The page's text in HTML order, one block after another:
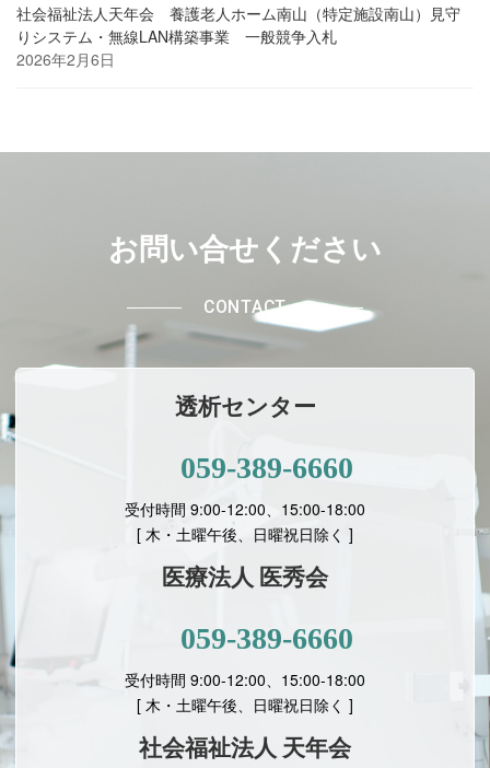
社会福祉法人天年会 養護老人ホーム南山（特定施設南山）見守
りシステム・無線LAN構築事業 一般競争入札
2026年2月6日
お問い合せください
CONTACT
透析センター
059-389-6660
受付時間 9:00-12:00、15:00-18:00
[ 木・土曜午後、日曜祝日除く ]
医療法人 医秀会
059-389-6660
受付時間 9:00-12:00、15:00-18:00
[ 木・土曜午後、日曜祝日除く ]
社会福祉法人 天年会